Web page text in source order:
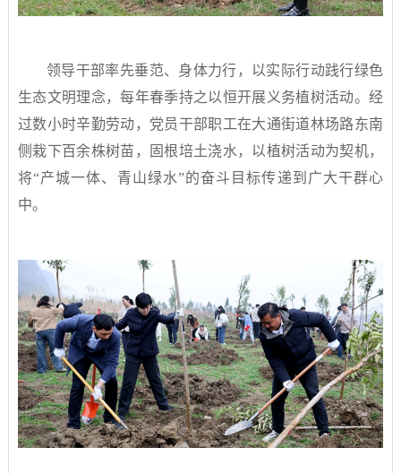
领导干部率先垂范、身体力行，以实际行动践行绿色
生态文明理念，每年春季持之以恒开展义务植树活动。经
过数小时辛勤劳动，党员干部职工在大通街道林场路东南
侧栽下百余株树苗，固根培土浇水，以植树活动为契机，
将“产城一体、青山绿水”的奋斗目标传递到广大干群心
中。